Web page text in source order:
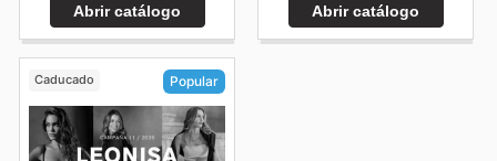
Abrir catálogo Abrir catálogo
Caducado Popular